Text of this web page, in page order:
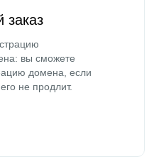
заказ
вы сможете
домена, если
не продлит.